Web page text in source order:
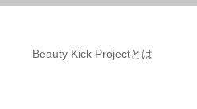
Beauty Kick Projectとは